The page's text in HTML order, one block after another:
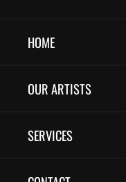
HOME
OUR ARTISTS
SERVICES